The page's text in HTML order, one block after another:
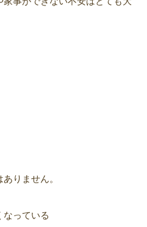
りません。
なっている